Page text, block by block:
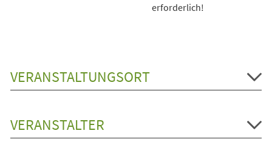
erforderlich!
VERANSTALTUNGSORT
VERANSTALTER